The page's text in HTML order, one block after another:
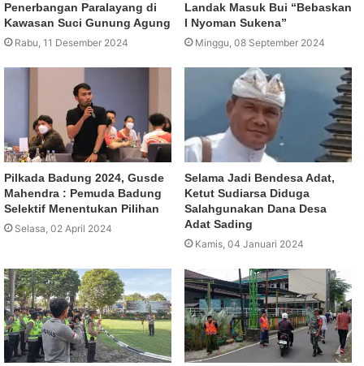
Penerbangan Paralayang di
Kawasan Suci Gunung Agung
Rabu, 11 Desember 2024
Landak Masuk Bui “Bebaskan
I Nyoman Sukena”
Minggu, 08 September 2024
Pilkada Badung 2024, Gusde
Mahendra : Pemuda Badung
Selektif Menentukan Pilihan
Selasa, 02 April 2024
Selama Jadi Bendesa Adat,
Ketut Sudiarsa Diduga
Salahgunakan Dana Desa
Adat Sading
Kamis, 04 Januari 2024